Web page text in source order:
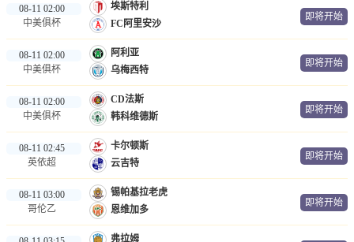
08-11 02:00
中美俱杯
埃斯特利
FC阿里安沙
即将开始
08-11 02:00
中美俱杯
阿利亚
乌梅西特
即将开始
08-11 02:00
中美俱杯
CD法斯
韩科维德斯
即将开始
08-11 02:45
英依超
卡尔顿斯
云吉特
即将开始
08-11 03:00
哥伦乙
锡帕基拉老虎
恩维加多
即将开始
弗拉姆